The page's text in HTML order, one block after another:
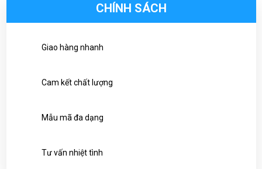
CHÍNH SÁCH
Giao hàng nhanh
Cam kết chất lượng
Mẫu mã đa dạng
Tư vấn nhiệt tình